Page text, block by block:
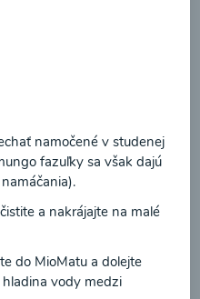
namočené v studenej
fazuľky sa však dajú
a nakrájajte na malé
do MioMatu a dolejte
vody medzi